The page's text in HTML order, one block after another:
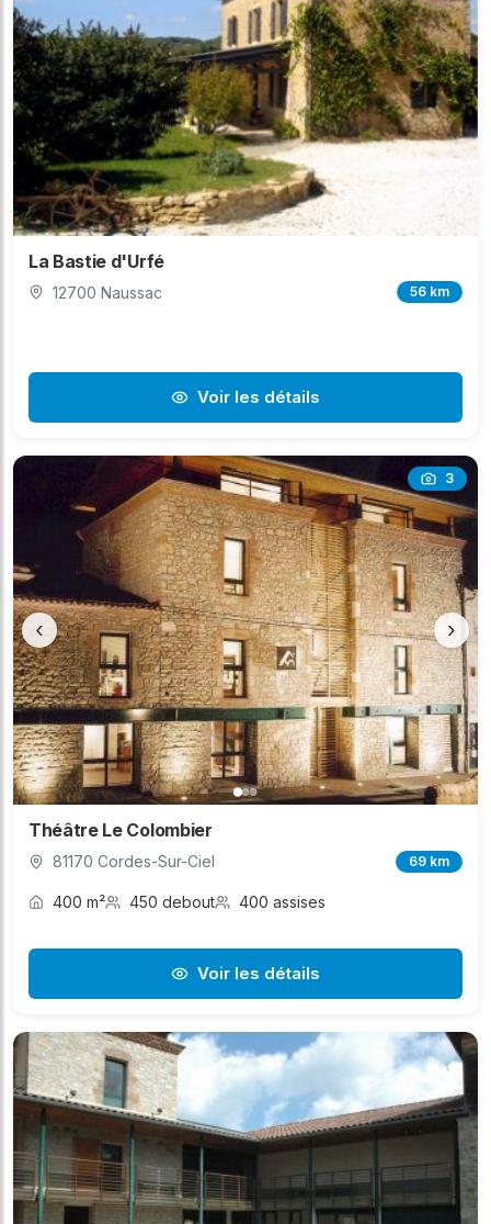
La Bastie d'Urfé
12700 Naussac 56 km
Voir les détails
3
‹ ›
Théâtre Le Colombier
81170 Cordes-Sur-Ciel 69 km
400 m² 450 debout 400 assises
Voir les détails